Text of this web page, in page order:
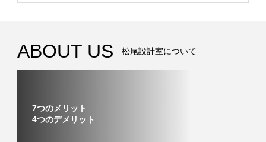
ABOUT US 松尾設計室について
7つのメリット
4つのデメリット